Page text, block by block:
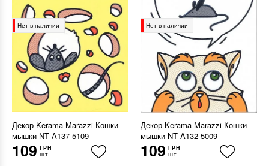
Нет в наличии
Декор Kerama Marazzi Кошки-
мышки NT A137 5109
109 ГРН
шт
Нет в наличии
Декор Kerama Marazzi Кошки-
мышки NT A132 5009
109 ГРН
шт